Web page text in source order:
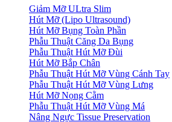
Giảm Mỡ ULtra Slim
Hút Mỡ (Lipo Ultrasound)
Hút Mỡ Bụng Toàn Phần
Phẫu Thuật Căng Da Bụng
Phẫu Thuật Hút Mỡ Đùi
Hút Mỡ Bắp Chân
Phẫu Thuật Hút Mỡ Vùng Cánh Tay
Phẫu Thuật Hút Mỡ Vùng Lưng
Hút Mỡ Nọng Cằm
Phẫu Thuật Hút Mỡ Vùng Má
Nâng Ngực Tissue Preservation